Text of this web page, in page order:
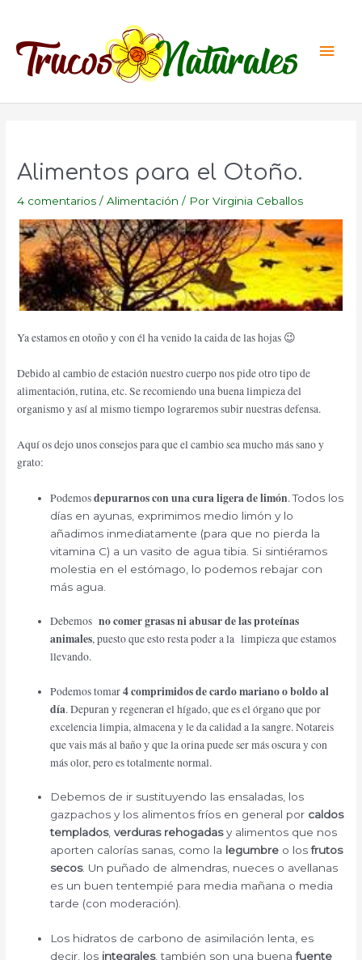
contenido
Alimentos para el Otoño.
4 comentarios /Alimentación / PorVirginia Ceballos
Ya estamos en otoño y con él ha venido la caida de las hojas 😉
Debido al cambio de estación nuestro cuerpo nos pide otro tipo de
alimentación, rutina, etc. Se recomiendo una buena limpieza del
organismo y así al mismo tiempo lograremos subir nuestras defensa.
Aquí os dejo unos consejos para que el cambio sea mucho más sano y
grato:
Podemosdepurarnos con una cura ligera de limón.Todos los
días en ayunas, exprimimos medio limón y lo
añadimos inmediatamente (para que no pierda la
vitamina C) a un vasito de agua tibia. Si sintiéramos
molestia en el estómago, lo podemos rebajar con
más agua.
Debemos no comer grasas ni abusar de las proteínas
animales, puesto que esto resta poder a la limpieza que estamos
llevando.
Podemos tomar4 comprimidos de cardo mariano o boldo al
día. Depuran y regeneran el hígado, que es el órgano que por
excelencia limpia, almacena y le da calidad a la sangre. Notareis
que vais más al baño y que la orina puede ser más oscura y con
más olor, pero es totalmente normal.
Debemos de ir sustituyendo las ensaladas, los
gazpachos y los alimentos fríos en general por caldos
templados,verduras rehogadasy alimentos que nos
aporten calorías sanas, como la legumbre o losfrutos
secos. Un puñado de almendras, nueces o avellanas
es un buen tentempié para media mañana o media
tarde (con moderación).
Los hidratos de carbono de asimilación lenta, es
decir, los integrales, también son una buena fuente